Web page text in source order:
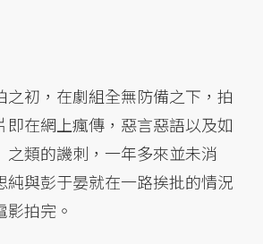
之初，在劇組全無防備之下，拍
即在網上瘋傳，惡言惡語以及如
之類的譏刺，一年多來並未消
純與彭于晏就在一路挨批的情況
拍完。